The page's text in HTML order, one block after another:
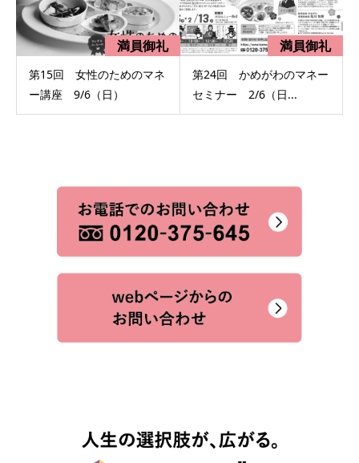
第15回 女性のためのマネ
ー講座 9/6（日）
第24回 かめがわのマネー
セミナー 2/6（日...